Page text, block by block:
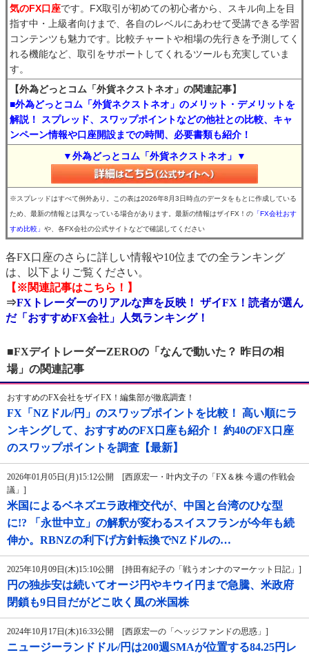
気のFX口座です。FX取引が初めての初心者から、スキル向上を目
指す中・上級者向けまで、各自のレベルにあわせて受講できる学習
コンテンツも魅力です。比較チャートや相場の先行きを予測してく
れる機能など、取引をサポートしてくれるツールも充実していま
す。
【外為どっとコム「外貨ネクストネオ」の関連記事】
■外為どっとコム「外貨ネクストネオ」のメリット・デメリットを
解説！ スプレッド、スワップポイントなどの他社との比較、キャ
ンペーン情報や口座開設までの時間、必要書類も紹介！
▼外為どっとコム「外貨ネクストネオ」▼
※スプレッドはすべて例外あり。この表は2026年8月3日時点のデータをもとに作成している
ため、最新の情報とは異なっている場合があります。最新の情報はザイFX！の 「FX会社おす
すめ比較」 や、各FX会社の公式サイトなどで確認してください
各FX口座のさらに詳しい情報や10位までの全ランキング
は、以下よりご覧ください。
【※関連記事はこちら！】
⇒FXトレーダーのリアルな声を反映！ ザイFX！読者が選ん
だ「おすすめFX会社」人気ランキング！
■FXデイトレーダーZEROの「なんで動いた？ 昨日の相
場」の関連記事
おすすめのFX会社をザイFX！編集部が徹底調査！
FX「NZドル/円」のスワップポイントを比較！ 高い順にラ
ンキングして、おすすめのFX口座も紹介！ 約40のFX口座
のスワップポイントを調査【最新】
2026年01月05日(月)15:12公開 [西原宏一・叶内文子の「FX＆株 今週の作戦会
議」]
米国によるベネズエラ政権交代が、中国と台湾のひな型
に!? 「永世中立」の解釈が変わるスイスフランが今年も続
伸か。RBNZの利下げ方針転換でNZドルの…
2025年10月09日(木)15:10公開 [持田有紀子の「戦うオンナのマーケット日記」]
円の独歩安は続いてオージ円やキウイ円まで急騰、米政府
閉鎖も9日目だがどこ吹く風の米国株
2024年10月17日(木)16:33公開 [西原宏一の「ヘッジファンドの思惑」]
ニュージーランドドル/円は200週SMAが位置する84.25円レ